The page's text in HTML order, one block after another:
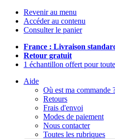
Revenir au menu
Accéder au contenu
Consulter le panier
France : Livraison
Retour gratuit
1 échantillon offert pour
Aide
Où est ma commande
Retours
Frais d'envoi
Modes de paiement
Nous contacter
Toutes les rubriques